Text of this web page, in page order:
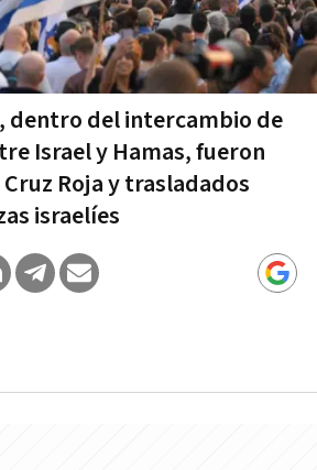
dentro del intercambio de
Israel y Hamas, fueron
Roja y trasladados
israelíes